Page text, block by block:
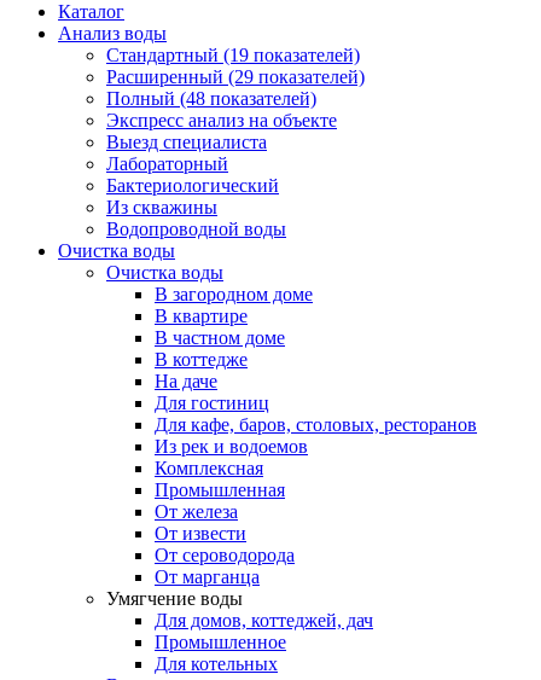
Каталог
Анализ воды
Стандартный (19 показателей)
Расширенный (29 показателей)
Полный (48 показателей)
Экспресс анализ на объекте
Выезд специалиста
Лабораторный
Бактериологический
Из скважины
Водопроводной воды
Очистка воды
Очистка воды
В загородном доме
В квартире
В частном доме
В коттедже
На даче
Для гостиниц
Для кафе, баров, столовых, ресторанов
Из рек и водоемов
Комплексная
Промышленная
От железа
От извести
От сероводорода
От марганца
Умягчение воды
Для домов, коттеджей, дач
Промышленное
Для котельных